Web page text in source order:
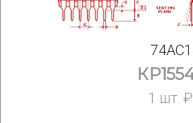
1 шт.